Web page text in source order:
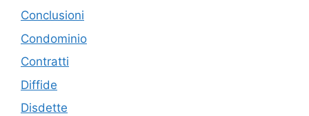
Conclusioni
Condominio
Contratti
Diffide
Disdette